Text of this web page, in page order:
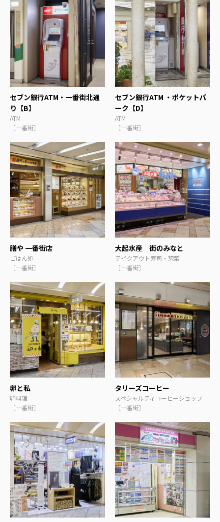
セブン銀行ATM・一番街北通
り【B】
ATM
［一番街］
セブン銀行ATM ・ポケットパ
ーク【D】
ATM
［一番街］
膳や 一番街店
ごはん処
［一番街］
大起水産 街のみなと
テイクアウト寿司・惣菜
［一番街］
卵と私
卵料理
［一番街］
タリーズコーヒー
スペシャルティコーヒーショップ
［一番街］